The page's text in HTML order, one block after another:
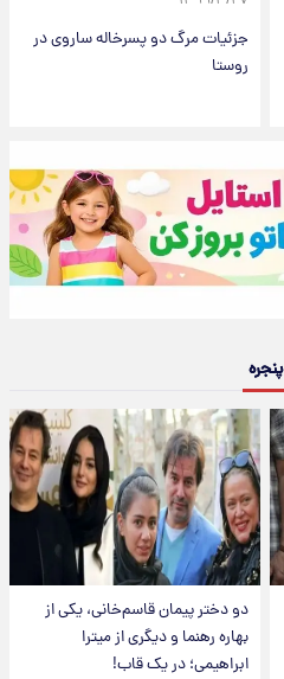
جزئیات مرگ دو پسرخاله ساروی در
روستا
پنجره
دو دختر پیمان قاسم‌خانی، یکی از
بهاره رهنما و دیگری از میترا
ابراهیمی؛ در یک قاب!